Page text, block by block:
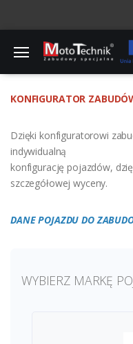
KONFIGURATOR
Dzięki konfiguratorowi
indywidualną
konfigurację pojazdów,
szczegółowej wyceny.
DANE POJAZDU DO
WYBIERZ MARKĘ